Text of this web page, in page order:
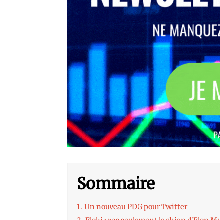
Sommaire
1. Un nouveau PDG pour Twitter